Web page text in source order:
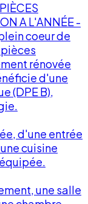
A L'ANNÉE -
coeur de
rénovée
d'une
(DPE B),
d'une entrée
cuisine
une salle